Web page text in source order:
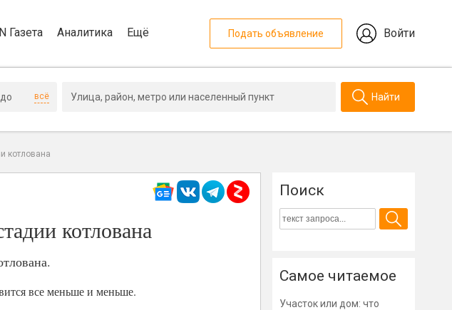
Газета Аналитика Ещё Подать объявление Войти
всё Найти
котлована
котлована
все меньше и меньше.
Поиск
Самое читаемое
Участок или дом: что